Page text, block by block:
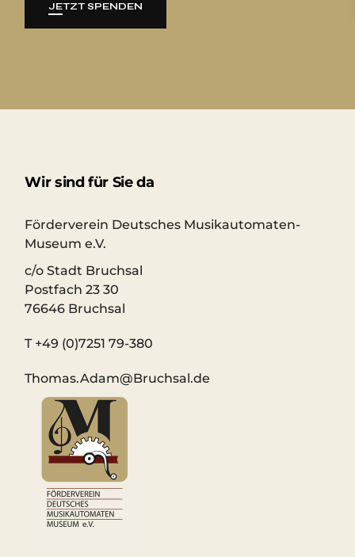
JETZT SPENDEN
Wir sind für Sie da
Förderverein Deutsches Musikautomaten-
Museum e.V.
c/o Stadt Bruchsal
Postfach 23 30
76646 Bruchsal
T +49 (0)7251 79-380
Thomas.Adam@Bruchsal.de